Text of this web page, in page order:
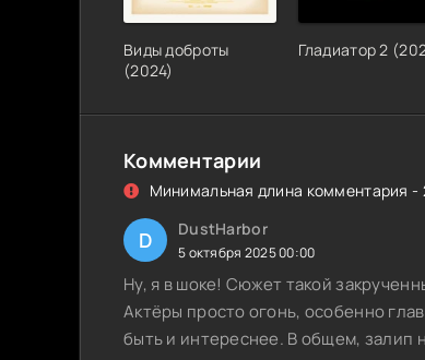
Виды доброты
(2024)
Гладиатор 2 (
Комментарии
Минимальная длина комментария -
D DustHarbor
5 октября 2025 00:00
Ну, я в шоке! Сюжет такой
Актёры просто огонь, особенно
быть и интереснее. В общем, залип